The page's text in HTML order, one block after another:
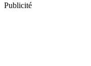
Publicité